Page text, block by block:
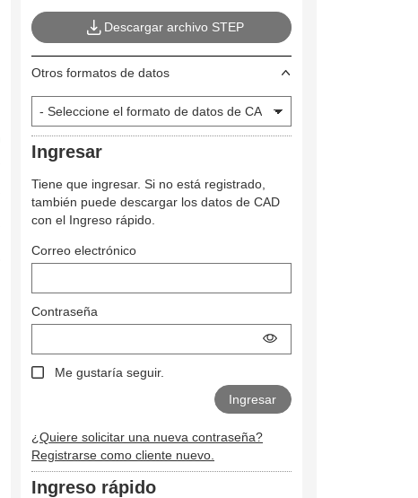
Descargar archivo STEP
Otros formatos de datos
Ingresar
Tiene que ingresar. Si no está registrado,
también puede descargar los datos de CAD
con el Ingreso rápido.
Correo electrónico
Contraseña
Me gustaría seguir.
¿Quiere solicitar una nueva contraseña?
Registrarse como cliente nuevo.
Ingreso rápido